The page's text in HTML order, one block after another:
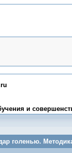
и
голенью.